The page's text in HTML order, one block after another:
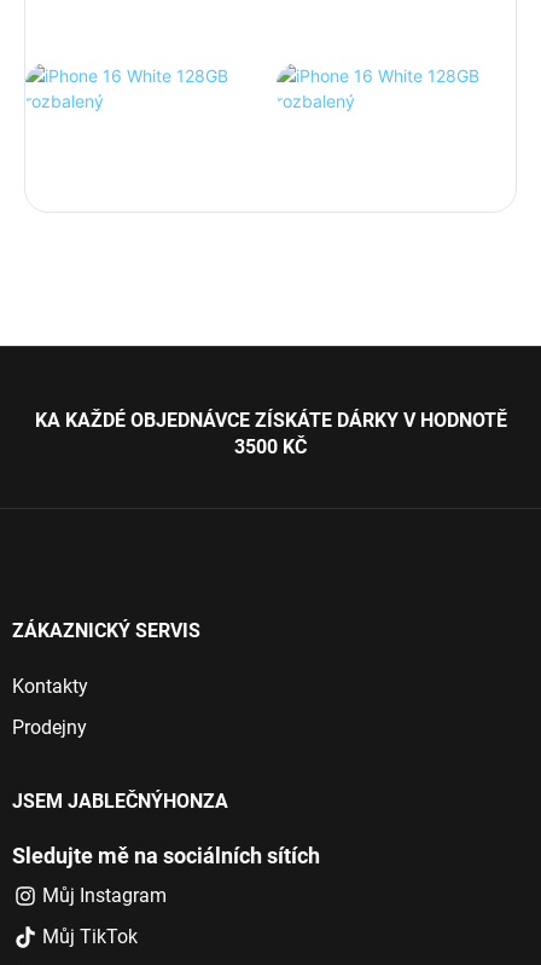
KA KAŽDÉ OBJEDNÁVCE ZÍSKÁTE DÁRKY V HODNOTĚ
3500 KČ
ZÁKAZNICKÝ SERVIS
Kontakty
Prodejny
JSEM JABLEČNÝHONZA
Sledujte mě na sociálních sítích
Můj Instagram
Můj TikTok